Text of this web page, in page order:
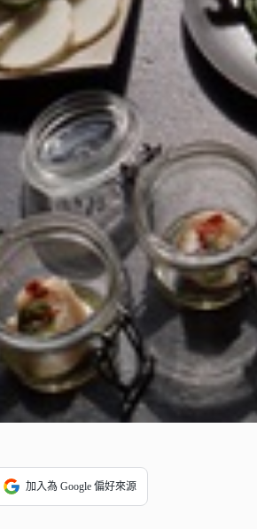
加入為 Google 偏好來源